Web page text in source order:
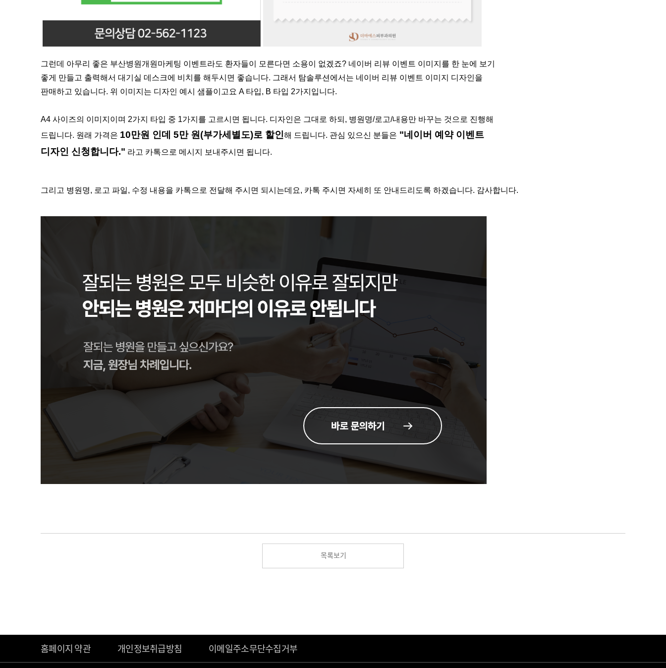
그런데 아무리 좋은 부산병원개원마케팅 이벤트라도 환자들이 모른다면 소용이 없겠죠? 네이버 리뷰 이벤트 이미지를 한 눈에 보기
좋게 만들고 출력해서 대기실 데스크에 비치를 해두시면 좋습니다. 그래서 탐솔루션에서는 네이버 리뷰 이벤트 이미지 디자인을
판매하고 있습니다. 위 이미지는 디자인 예시 샘플이고요 A 타입, B 타입 2가지입니다.
A4 사이즈의 이미지이며 2가지 타입 중 1가지를 고르시면 됩니다. 디자인은 그대로 하되, 병원명/로고/내용만 바꾸는 것으로 진행해
드립니다. 원래 가격은 10만원 인데 5만 원(부가세별도)로 할인해 드립니다. 관심 있으신 분들은 "네이버 예약 이벤트
디자인 신청합니다." 라고 카톡으로 메시지 보내주시면 됩니다.
그리고 병원명, 로고 파일, 수정 내용을 카톡으로 전달해 주시면 되시는데요, 카톡 주시면 자세히 또 안내드리도록 하겠습니다. 감사합니다.
목록보기
홈페이지 약관 개인정보취급방침 이메일주소무단수집거부